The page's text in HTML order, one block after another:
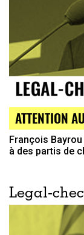
ATTENTION
François
à des partis de
Legal-